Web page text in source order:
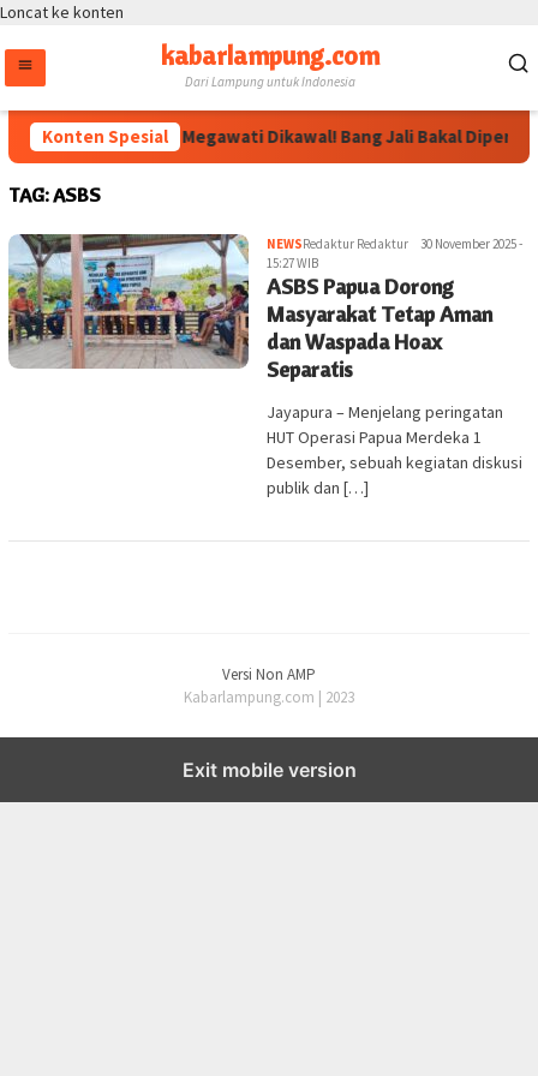
Loncat ke konten
kabarlampung.com
Dari Lampung untuk Indonesia
Konten SpesialArahan Megawati Dikawal! Bang Jali Bakal
TAG:ASBS
NEWSRedaktur Redaktur
30 November 2025 -
15:27 WIB
ASBS Papua Dorong
Masyarakat Tetap Aman
dan Waspada Hoax
Separatis
Jayapura – Menjelang peringatan
HUT Operasi Papua Merdeka 1
Desember, sebuah kegiatan diskusi
publik dan […]
Versi Non AMP
Kabarlampung.com | 2023
Exit mobile version